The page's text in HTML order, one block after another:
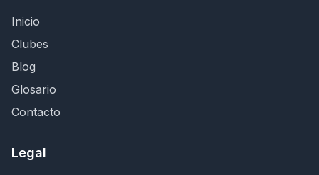
Inicio
Clubes
Blog
Glosario
Contacto
Legal